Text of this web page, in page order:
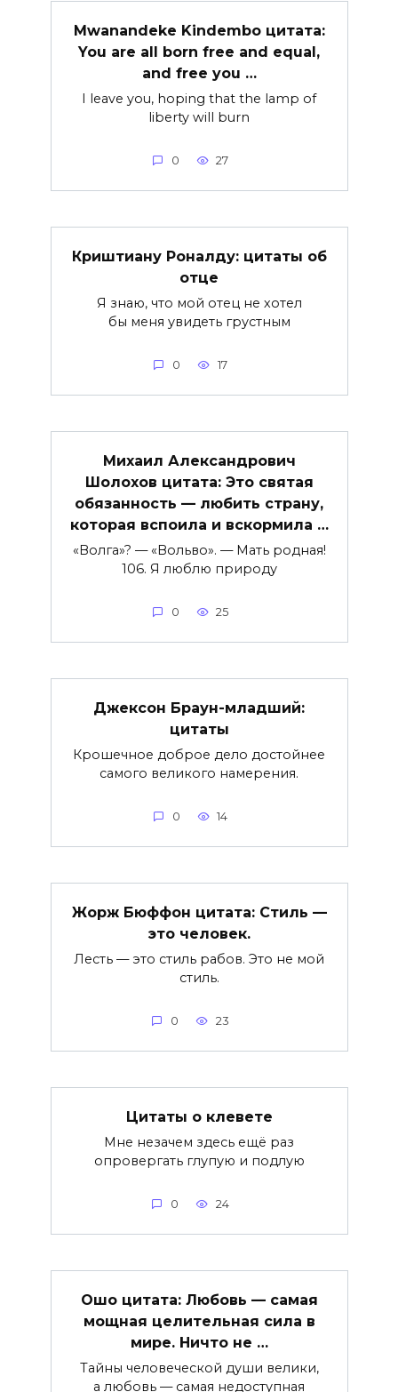
Mwanandeke Kindembo цитата:
You are all born free and equal,
and free you …
I leave you, hoping that the lamp of
liberty will burn
0 27
Криштиану Роналду: цитаты об
отце
Я знаю, что мой отец не хотел
бы меня увидеть грустным
0 17
Михаил Александрович
Шолохов цитата: Это святая
обязанность — любить страну,
которая вспоила и вскормила …
«Волга»? — «Вольво». — Мать родная!
106. Я люблю природу
0 25
Джексон Браун-младший:
цитаты
Крошечное доброе дело достойнее
самого великого намерения.
0 14
Жорж Бюффон цитата: Стиль —
это человек.
Лесть — это стиль рабов. Это не мой
стиль.
0 23
Цитаты о клевете
Мне незачем здесь ещё раз
опровергать глупую и подлую
0 24
Ошо цитата: Любовь — самая
мощная целительная сила в
мире. Ничто не …
Тайны человеческой души велики,
а любовь — самая недоступная